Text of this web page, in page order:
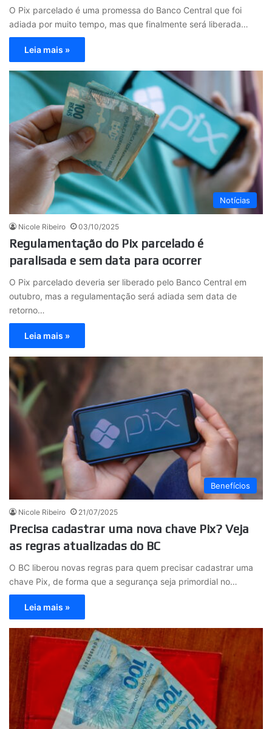
O Pix parcelado é uma promessa do Banco Central que foi
adiada por muito tempo, mas que finalmente será liberada…
Leia mais »
Notícias
Nicole Ribeiro 03/10/2025
Regulamentação do Pix parcelado é
paralisada e sem data para ocorrer
O Pix parcelado deveria ser liberado pelo Banco Central em
outubro, mas a regulamentação será adiada sem data de
retorno…
Leia mais »
Benefícios
Nicole Ribeiro 21/07/2025
Precisa cadastrar uma nova chave Pix? Veja
as regras atualizadas do BC
O BC liberou novas regras para quem precisar cadastrar uma
chave Pix, de forma que a segurança seja primordial no…
Leia mais »